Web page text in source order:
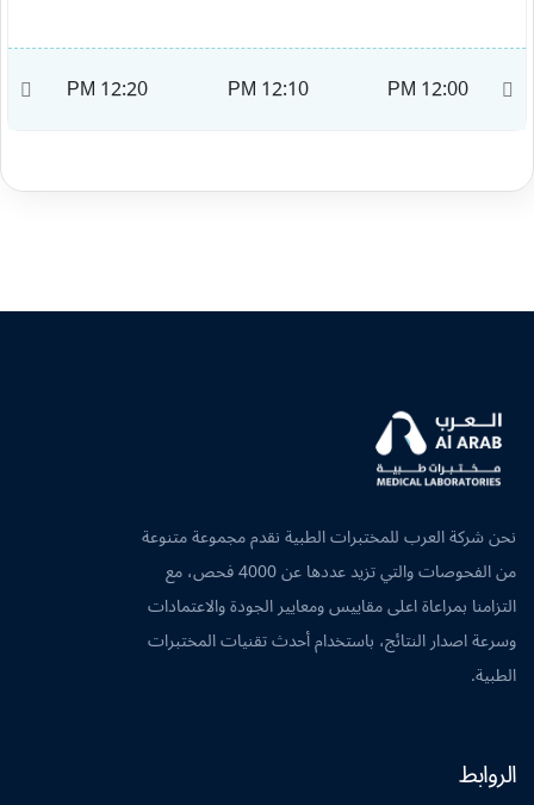
12:00 PM
12:10 PM
12:20 PM
نحن شركة العرب للمختبرات الطبية نقدم مجموعة متنوعة
من الفحوصات والتي تزيد عددها عن 4000 فحص، مع
التزامنا بمراعاة اعلى مقاييس ومعايير الجودة والاعتمادات
وسرعة اصدار النتائج، باستخدام أحدث تقنيات المختبرات
الطبية.
الروابط